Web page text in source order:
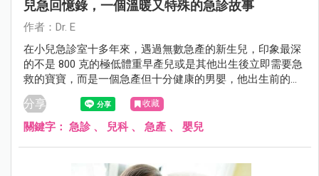
兒急回憶錄，一個溫暖又特殊的急診故事
作者：Dr. E
在小兒急診室十多年來，遇過無數急產的新生兒，印象最深
的不是 800 克的極低體重早產兒或是其他出生後立即需要急
救的寶寶，而是一個急產但十分健康的男嬰，他出生前的過
程十分特殊，特殊到至今無法忘卻。
分享 收藏
關鍵字： 急診 、 兒科、 急產 、 嬰兒